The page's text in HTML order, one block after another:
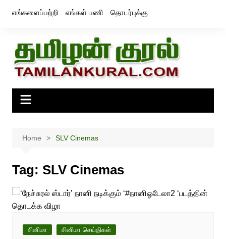
எங்களைப்பற்றி எங்கள் பணி தொடர்புக்கு
Home SLV Cinemas
Tag: SLV Cinemas
சினிமா சினிமா செய்திகள்